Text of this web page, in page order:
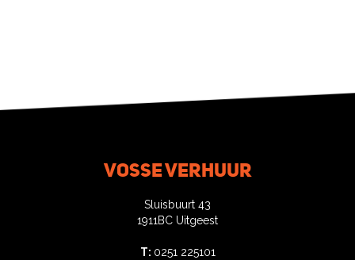
Vosse verhuur
Sluisbuurt 43
1911BC Uitgeest
T: 0251 225101